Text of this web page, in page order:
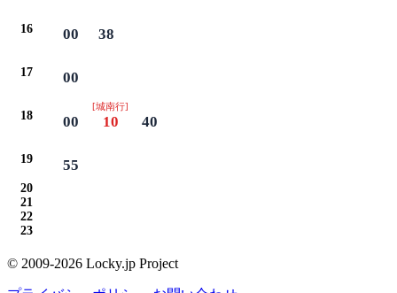
16 00 38
17 00
18 00
[城南行]
10 40
19 55
20
21
22
23
© 2009-2026 Locky.jp Project